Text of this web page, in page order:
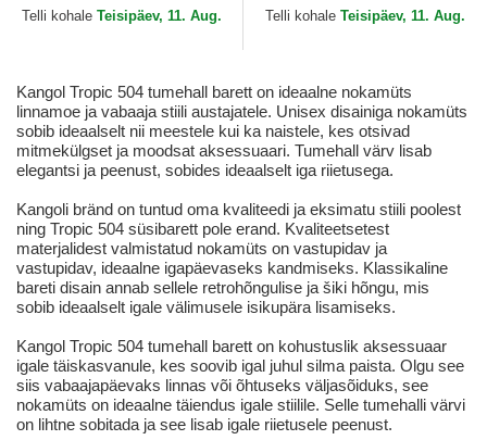
Telli kohale Teisipäev, 11. Aug.
MLB New Era
Telli kohale Teisipäev, 11. Aug.
Kangol Tropic 504 tumehall barett on ideaalne nokamüts
linnamoe ja vabaaja stiili austajatele. Unisex disainiga nokamüts
sobib ideaalselt nii meestele kui ka naistele, kes otsivad
mitmekülgset ja moodsat aksessuaari. Tumehall värv lisab
elegantsi ja peenust, sobides ideaalselt iga riietusega.
Kangoli bränd on tuntud oma kvaliteedi ja eksimatu stiili poolest
ning Tropic 504 süsibarett pole erand. Kvaliteetsetest
materjalidest valmistatud nokamüts on vastupidav ja
vastupidav, ideaalne igapäevaseks kandmiseks. Klassikaline
bareti disain annab sellele retrohõngulise ja šiki hõngu, mis
sobib ideaalselt igale välimusele isikupära lisamiseks.
Kangol Tropic 504 tumehall barett on kohustuslik aksessuaar
igale täiskasvanule, kes soovib igal juhul silma paista. Olgu see
siis vabaajapäevaks linnas või õhtuseks väljasõiduks, see
nokamüts on ideaalne täiendus igale stiilile. Selle tumehalli värvi
on lihtne sobitada ja see lisab igale riietusele peenust.